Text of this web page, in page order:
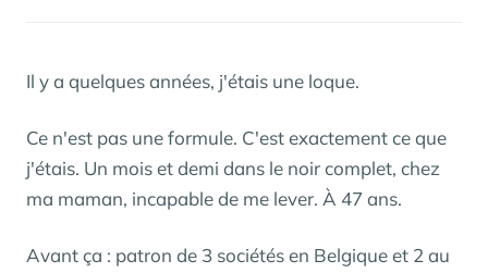
Il y a quelques années, j'étais une loque.
Ce n'est pas une formule. C'est exactement ce que
j'étais. Un mois et demi dans le noir complet, chez
ma maman, incapable de me lever. À 47 ans.
Avant ça : patron de 3 sociétés en Belgique et 2 au